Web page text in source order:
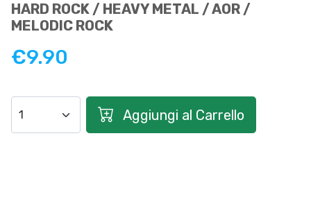
HARD ROCK / HEAVY METAL / AOR /
MELODIC ROCK
€9.90
Aggiungi al Carrello